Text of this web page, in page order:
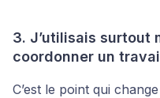
3. J’utilisais surtout
coordonner un
C’est le point qui